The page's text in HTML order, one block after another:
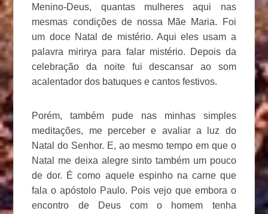
Menino-Deus, quantas mulheres aqui nas
mesmas condições de nossa Mãe Maria. Foi
um doce Natal de mistério. Aqui eles usam a
palavra mirirya para falar mistério. Depois da
celebração da noite fui descansar ao som
acalentador dos batuques e cantos festivos.
Porém, também pude nas minhas simples
meditações, me perceber e avaliar a luz do
Natal do Senhor. E, ao mesmo tempo em que o
Natal me deixa alegre sinto também um pouco
de dor. É como aquele espinho na carne que
fala o apóstolo Paulo. Pois vejo que embora o
encontro de Deus com o homem tenha